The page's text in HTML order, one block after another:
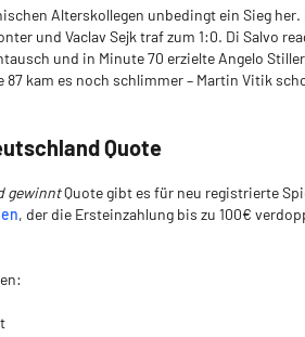
Alterskollegen unbedingt ein Sieg her.
und Vaclav Sejk traf zum 1:0. Di Salvo
und in Minute 70 erzielte Angelo Stiller
kam es noch schlimmer – Martin Vitik
Quote
gewinntQuote gibt es für neu registrierte
, der die Ersteinzahlung bis zu 100€